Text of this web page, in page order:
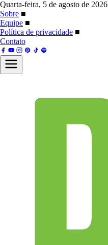
Quarta-feira, 5 de agosto de 2026
Sobre ■
Equipe ■
Política de privacidade ■
Contato